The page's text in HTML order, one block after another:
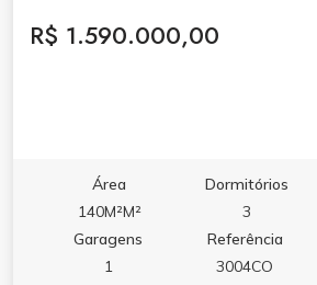
R$ 1.590.000,00
Área
140M²M²
Dormitórios
3
Garagens
1
Referência
3004CO